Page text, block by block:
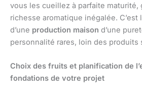
vous les cueillez à parfaite maturité,
richesse aromatique inégalée. C’est
d’une production maison d’une
personnalité rares, loin des produits
Choix des fruits et planification de
fondations de votre projet